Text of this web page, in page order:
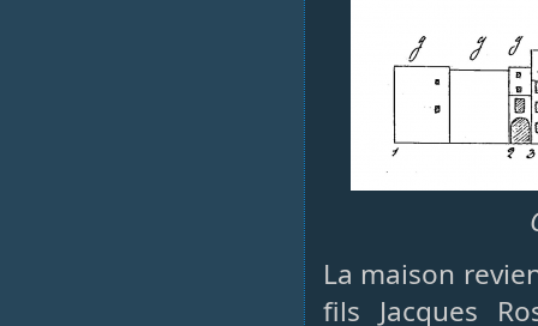
La maison
fils Jacques